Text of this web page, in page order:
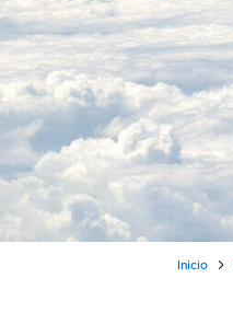
Inicio